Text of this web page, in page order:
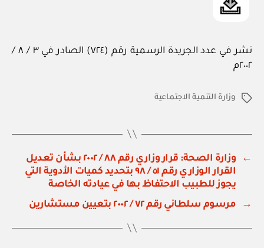
نشر في عدد الجريدة الرسمية رقم (٧٢٤) الصادر في ٣ / ٨ /
٢٠٠٢م
الوسوموزارة التنمية الاجتماعية
←
وزارة الصحة: قرار وزاري رقم ٨٨ / ٢٠٠٢ بشأن تعديل
القرار الوزاري رقم ٥١ / ٩٨ بتحديد كميات الأدوية التي
يجوز للطبيب الاحتفاظ بها في عيادته الخاصة
→
مرسوم سلطاني رقم ٧٢ / ٢٠٠٢ بتعيين مستشارين